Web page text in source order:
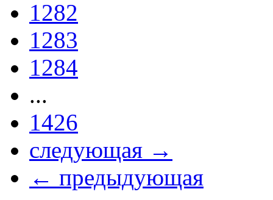
1282
1283
1284
...
1426
следующая →
← предыдующая